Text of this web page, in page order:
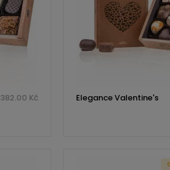
382.00 Kč Elegance Valentine's